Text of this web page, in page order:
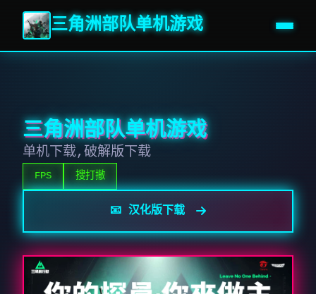
三角洲部队单机游戏
三角洲部队单机游戏
单机下载,破解版下载
FPS 搜打撤
📧 汉化版下载